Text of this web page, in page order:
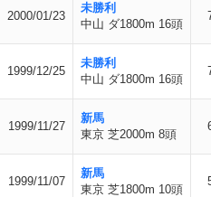
2000/01/23
未勝利
中山 ダ1800m 16頭
1999/12/25
未勝利
中山 ダ1800m 16頭
1999/11/27
新馬
東京 芝2000m 8頭
1999/11/07
新馬
東京 芝1800m 10頭